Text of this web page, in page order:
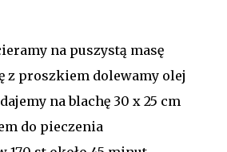
na puszystą masę
z proszkiem dolewamy olej
na blachę 30 x 25 cm
do pieczenia